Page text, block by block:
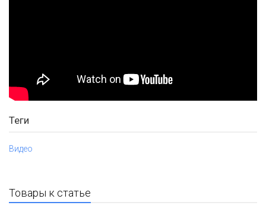
Теги
Видео
Товары к статье